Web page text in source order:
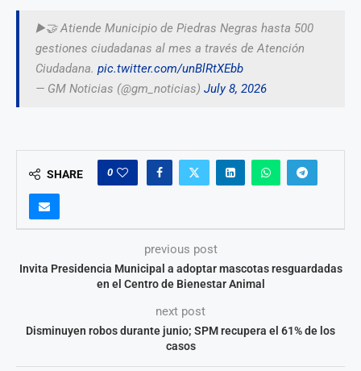
▶️🤝 Atiende Municipio de Piedras Negras hasta 500
gestiones ciudadanas al mes a través de Atención
Ciudadana. pic.twitter.com/unBlRtXEbb
— GM Noticias (@gm_noticias) July 8, 2026
SHARE 0
previous post
Invita Presidencia Municipal a adoptar mascotas resguardadas
en el Centro de Bienestar Animal
next post
Disminuyen robos durante junio; SPM recupera el 61% de los
casos